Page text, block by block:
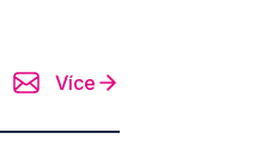
Více